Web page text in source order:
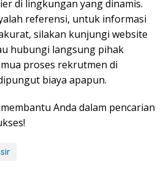
di lingkungan yang dinamis.
referensi, untuk informasi
silakan kunjungi website
hubungi langsung pihak
proses rekrutmen di
biaya apapun.
Anda dalam pencarian